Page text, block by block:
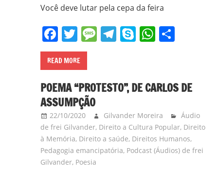
Você deve lutar pela cepa da feira
Facebook
Twitter
Message
Telegram
SkypeShare
READ MORE
POEMA “PROTESTO”, DE CARLOS DE
ASSUMPÇÃO
22/10/2020 Gilvander Moreira
Áudio
de frei Gilvander, Direito a Cultura Popular, Direito
à Memória, Direito a saúde, Direitos Humanos,
Pedagogia emancipatória, Podcast (Áudios) de frei
Gilvander, Poesia